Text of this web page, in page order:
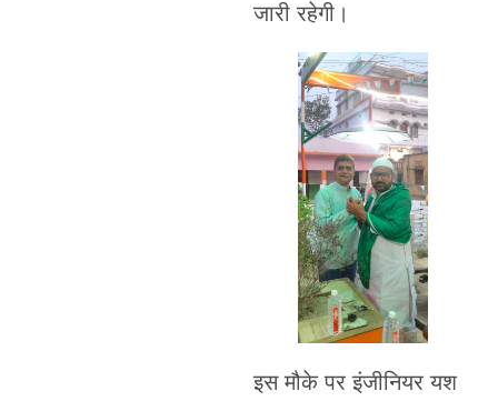
जारी रहेगी।
इस मौके पर इंजीनियर यश